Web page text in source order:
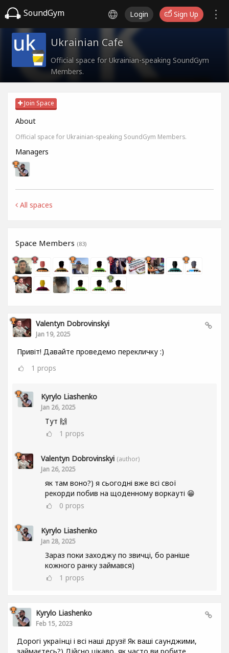
SoundGym Login Sign Up
Ukrainian Cafe
Official space for Ukrainian-speaking SoundGym
Members.
Join Space
About
Official space for Ukrainian-speaking SoundGym Members.
Managers
All spaces
Space Members (83)
Valentyn Dobrovinskyi
Jan 19, 2025
Привіт! Давайте проведемо перекличку :)
1 props
Kyrylo Liashenko
Jan 26, 2025
Тут 🙌
1 props
Valentyn Dobrovinskyi (author)
Jan 26, 2025
як там воно?) я сьогодні вже всі свої
рекорди побив на щоденному воркауті 😁
0 props
Kyrylo Liashenko
Jan 28, 2025
Зараз поки заходжу по звичці, бо раніше
кожного ранку займався)
1 props
Kyrylo Liashenko
Feb 15, 2023
Дорогі українці і всі наші друзі! Як ваші саунджими,